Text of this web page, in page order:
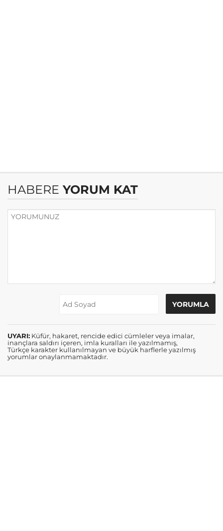
HABERE YORUM KAT
UYARI: Küfür, hakaret, rencide edici cümleler veya imalar,
inançlara saldırı içeren, imla kuralları ile yazılmamış,
Türkçe karakter kullanılmayan ve büyük harflerle yazılmış
yorumlar onaylanmamaktadır.